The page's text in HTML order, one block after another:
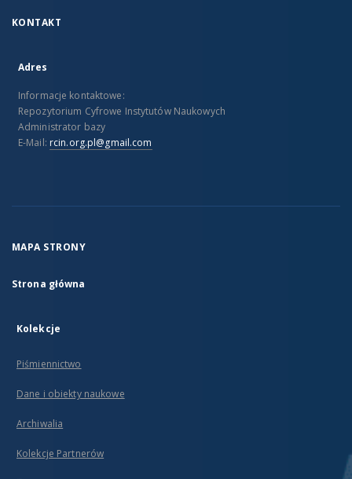
KONTAKT
Adres
Informacje kontaktowe:
Repozytorium Cyfrowe Instytutów Naukowych
Administrator bazy
E-Mail: rcin.org.pl@gmail.com
MAPA STRONY
Strona główna
Kolekcje
Piśmiennictwo
Dane i obiekty naukowe
Archiwalia
Kolekcje Partnerów